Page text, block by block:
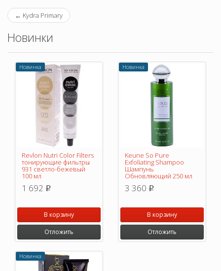
← Kydra Primary
Новинки
Новинка
Revlon Nutri Color Filters
тонирующие фильтры
931 cветло-бежевый
100 мл
1 692 p
В корзину
Отложить
Новинка
Keune So Pure
Exfoliating Shampoo
Шампунь
Обновляющий 250 мл
3 360 p
В корзину
Отложить
Новинка